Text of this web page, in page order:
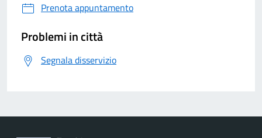
Prenota appuntamento
Problemi in città
Segnala disservizio